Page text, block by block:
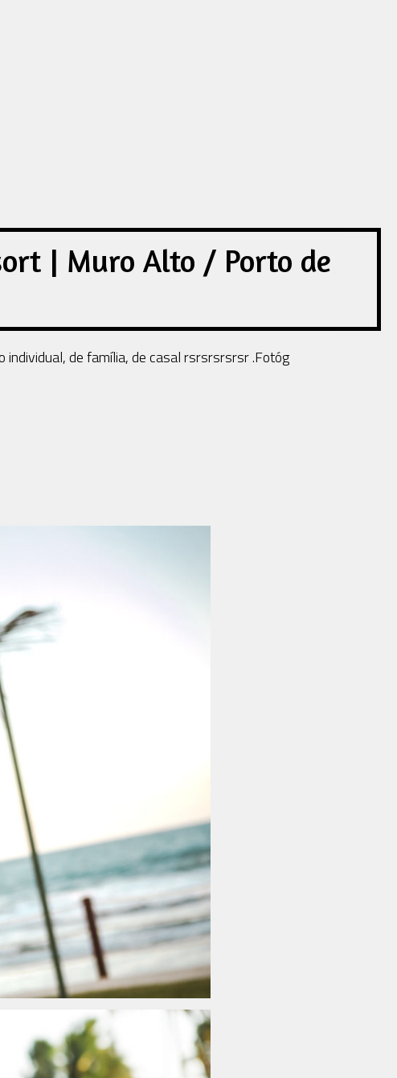
| Muro Alto / Porto de
individual, de família, de casal rsrsrsrsrsr .Fotóg